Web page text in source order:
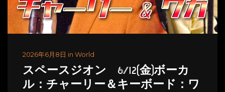
2026年6月8日 in World
スペースジオン 6/12(金)ボーカ
ル：チャーリー＆キーボード：ワ